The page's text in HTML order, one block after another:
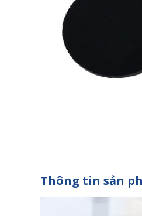
Thông tin sản